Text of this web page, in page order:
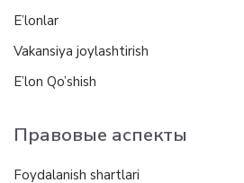
E’lonlar
Vakansiya joylashtirish
E’lon Qo’shish
Правовые аспекты
Foydalanish shartlari